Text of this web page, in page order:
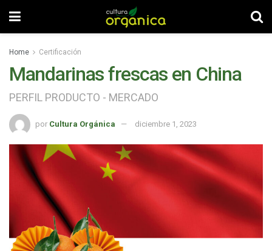
Home Certificación
Mandarinas frescas en China
PERFIL PRODUCTO - MERCADO
por Cultura Orgánica diciembre 1, 2023